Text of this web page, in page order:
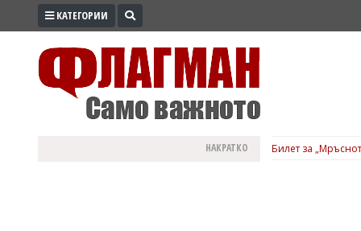
ПРОМО
КАТЕГОРИИ
НАКРАТКО Билет за